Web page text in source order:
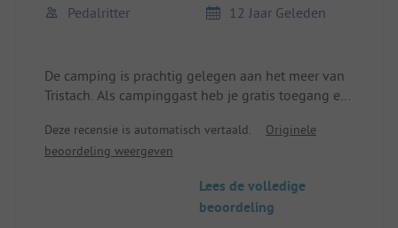
Pedalritter 12 Jaar Geleden
De camping is prachtig gelegen aan het meer van
Tristach. Als campinggast heb je gratis toegang en
Er was genoeg ruimte om lekker uit te spreiden
met je tent of caravan.
de grootste en mooiste plaats.
Het aanbod van vrijetijdsactiviteiten is groot.
Deze recensie is automatisch vertaald.
Originele
beoordeling weergeven
Lees de volledige
beoordeling